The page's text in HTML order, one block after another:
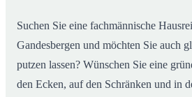
Suchen Sie eine fachmännische
Gandesbergen und möchten Sie auch
putzen lassen? Wünschen Sie eine
den Ecken, auf den Schränken und in